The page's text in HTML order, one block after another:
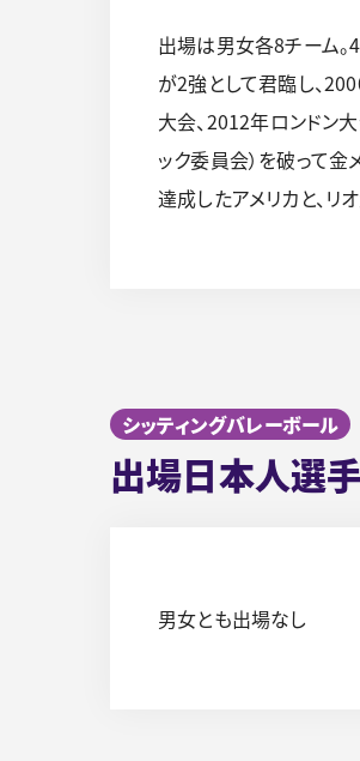
出場は男女各8チーム。
が2強として君臨し、
大会、2012年ロンドン
ック委員会）を破って
達成したアメリカと、
シッティングバレーボール
出場日本人選手
男女とも出場なし